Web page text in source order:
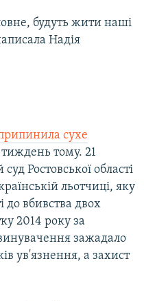
будуть жити наші
Надія
сухе
тому. 21
Ростовської області
льотчиці, яку
до вбивства двох
2014 року за
зажадало
ув'язнення, а захист